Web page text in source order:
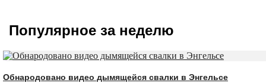
Популярное за неделю
Обнародовано видео дымящейся свалки в Энгельсе